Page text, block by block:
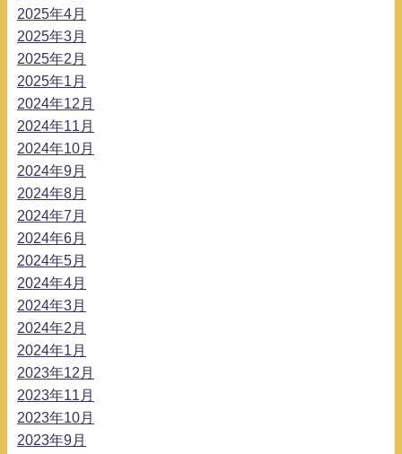
2025年4月
2025年3月
2025年2月
2025年1月
2024年12月
2024年11月
2024年10月
2024年9月
2024年8月
2024年7月
2024年6月
2024年5月
2024年4月
2024年3月
2024年2月
2024年1月
2023年12月
2023年11月
2023年10月
2023年9月